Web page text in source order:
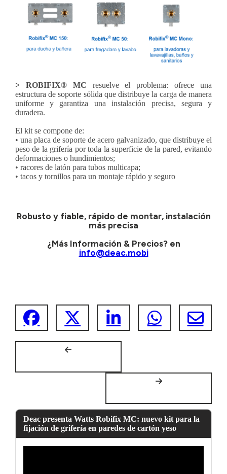
> ROBIFIX® MC resuelve el problema: ofrece una
estructura de soporte sólida que distribuye la carga de manera
uniforme y garantiza una instalación precisa, segura y
duradera.
El kit se compone de:
• una placa de soporte de acero galvanizado, que distribuye el
peso de la grifería por toda la superficie de la pared, evitando
deformaciones o hundimientos;
• racores de latón para tubos multicapa;
• tacos y tornillos para un montaje rápido y seguro
Robusto y fiable, rápido de montar, instalación
más precisa
¿Más Información & Precios? en
info@deac.mobi
Deac presenta Watts Robifix MC: nuevo kit para la
fijación de grifería en paredes de cartón yeso